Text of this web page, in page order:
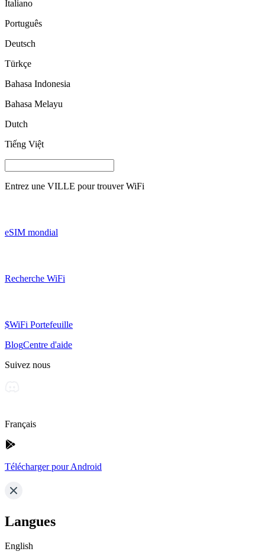
Italiano
Português
Deutsch
Türkçe
Bahasa Indonesia
Bahasa Melayu
Dutch
Tiếng Việt
Entrez une VILLE pour trouver WiFi
eSIM mondial
Recherche WiFi
$WiFi Portefeuille
BlogCentre d'aide
Suivez nous
Français
Télécharger pour Android
Langues
English